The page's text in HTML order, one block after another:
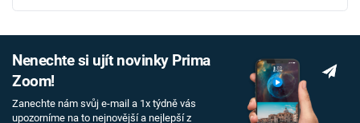
Nenechte si ujít novinky Prima
Zoom!
Zanechte nám svůj e-mail a 1x týdně vás
upozorníme na to nejnovější a nejlepší z